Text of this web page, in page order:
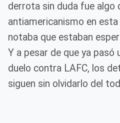
derrota sin duda fue algo
antiamericanismo en
notaba que estaban
Y a pesar de que ya pasó
duelo contra LAFC, los
siguen sin olvidarlo del